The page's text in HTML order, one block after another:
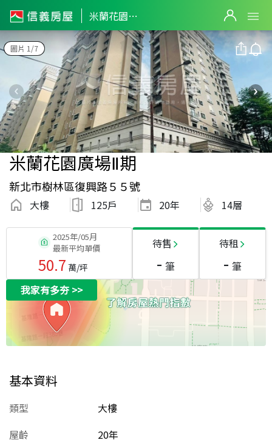
米蘭花園廣場Ⅱ期
圖片 1/7
米蘭花園廣場Ⅱ期
新北市樹林區復興路５５號
大樓 125戶 20年 14層
2025年/05月
最新平均單價
50.7 萬/坪
待售
- 筆
待租
- 筆
我家有多夯>>
基本資料
類型
大樓
屋齡
20年